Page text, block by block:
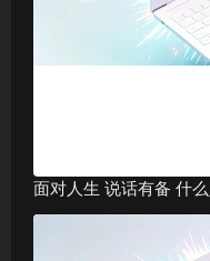
面对人生 说话有备 什